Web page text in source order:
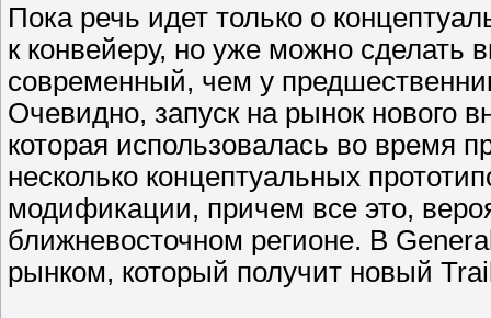
Пока речь идет только о
к конвейеру, но уже можно сделать
современный, чем у
Очевидно, запуск на рынок нового
которая использовалась во время
несколько концептуальных
модификации, причем все это,
ближневосточном регионе. В
рынком, который получит новый